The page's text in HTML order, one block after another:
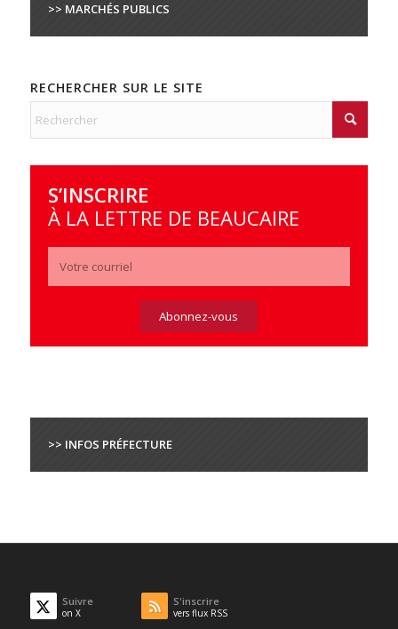
>> MARCHÉS PUBLICS
RECHERCHER SUR LE SITE
S’INSCRIRE
À LA LETTRE DE BEAUCAIRE
>> INFOS PRÉFECTURE
Suivre
on X
S'inscrire
vers flux RSS